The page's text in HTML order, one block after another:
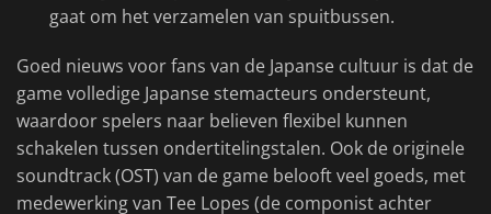
gaat om het verzamelen van spuitbussen.
Goed nieuws voor fans van de Japanse cultuur is dat de
game volledige Japanse stemacteurs ondersteunt,
waardoor spelers naar believen flexibel kunnen
schakelen tussen ondertitelingstalen. Ook de originele
soundtrack (OST) van de game belooft veel goeds, met
medewerking van Tee Lopes (de componist achter